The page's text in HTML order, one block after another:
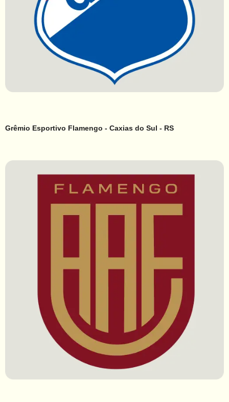
Grêmio Esportivo Flamengo - Caxias do Sul - RS